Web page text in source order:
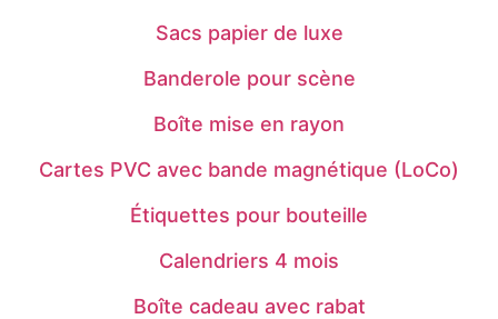
Sacs papier de luxe
Banderole pour scène
Boîte mise en rayon
Cartes PVC avec bande magnétique (LoCo)
Étiquettes pour bouteille
Calendriers 4 mois
Boîte cadeau avec rabat